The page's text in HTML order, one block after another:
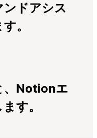
ンドアシス
。
、Notionエ
す。